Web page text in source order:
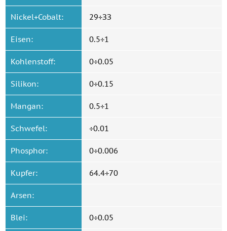
Nickel+Cobalt: 29÷ЗЗ
Eisen: 0.5÷1
Kohlenstoff: 0÷0.05
Silikon: 0÷0.15
Mangan: 0.5÷1
Schwefel: ÷0.01
Phosphor: 0÷0.006
Kupfer: 64.4÷70
Arsen:
Blei: 0÷0.05